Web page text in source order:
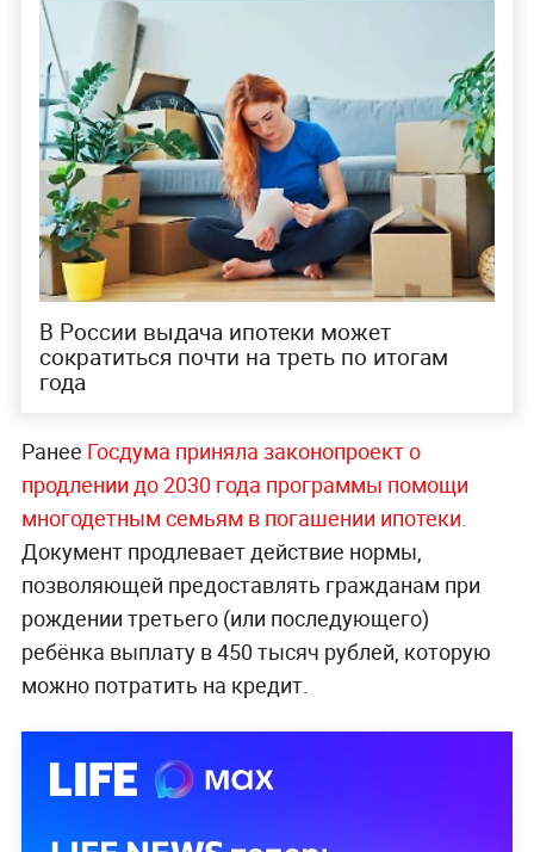
В России выдача ипотеки может
сократиться почти на треть по итогам
года
Ранее Госдума приняла законопроект о
продлении до 2030 года программы помощи
многодетным семьям в погашении ипотеки.
Документ продлевает действие нормы,
позволяющей предоставлять гражданам при
рождении третьего (или последующего)
ребёнка выплату в 450 тысяч рублей, которую
можно потратить на кредит.